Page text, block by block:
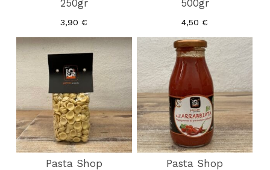
250gr
3,90€
500gr
4,50€
Pasta Shop
Pasta Shop